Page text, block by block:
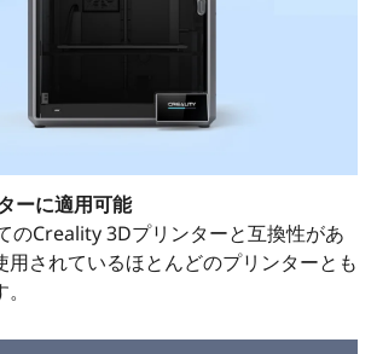
ーに適用可能
のCreality 3Dプリンターと互換性があ
用されているほとんどのプリンターとも